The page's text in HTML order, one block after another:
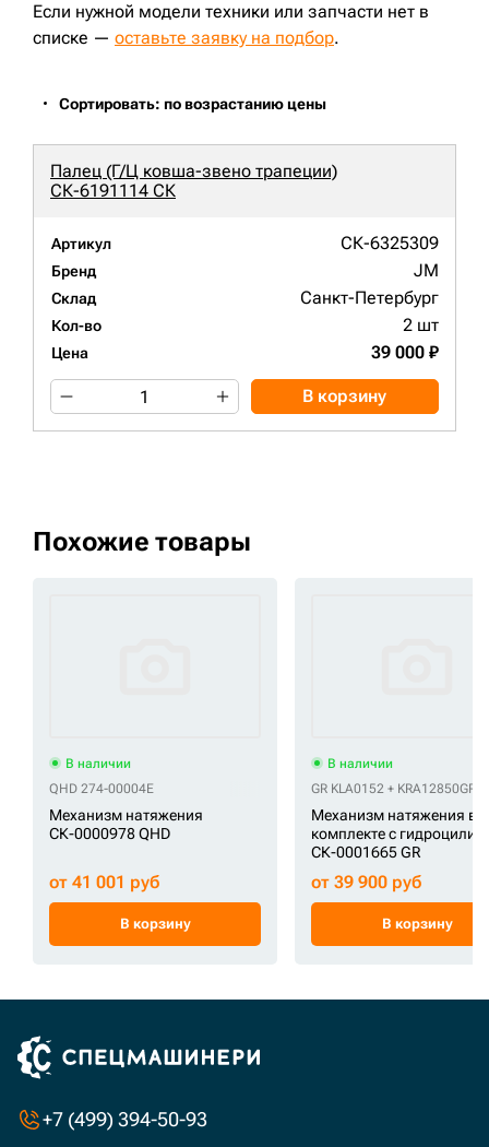
Если нужной модели техники или запчасти нет в
списке — оставьте заявку на подбор.
Сортировать: по возрастанию цены
Палец (Г/Ц ковша-звено трапеции)
СК-6191114 СК
Артикул СК-6325309
Бренд JM
Склад Санкт-Петербург
Кол-во 2 шт
Цена 39 000 ₽
В корзину
Похожие товары
В наличии
QHD 274-00004E
Механизм натяжения
СК-0000978 QHD
от 41 001 руб
В корзину
В наличии
GR KLA0152 + KRA12850GR
Механизм натяжения в
комплекте с
СК-0001665 GR
от 39 900 руб
В корзину
+7 (499) 394-50-93